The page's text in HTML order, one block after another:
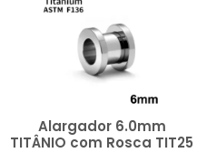
MAIOR PREÇO
Alargador 6.0mm
TITÂNIO com Rosca TIT25